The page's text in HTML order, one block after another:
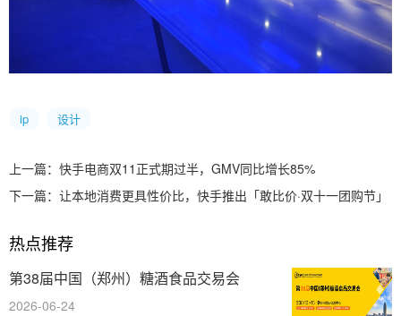
ip 设计
上一篇： 快手电商双11正式期过半，GMV同比增长85%
下一篇： 让本地消费更具性价比，快手推出「敢比价·双十一团购节」
热点推荐
第38届中国（郑州）糖酒食品交易会
2026-06-24